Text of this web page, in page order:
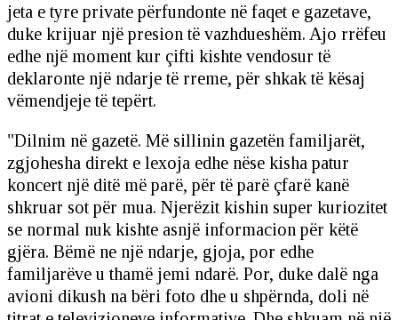
jeta e tyre private përfundonte në faqet e gazetave,
duke krijuar një presion të vazhdueshëm. Ajo rrëfeu
edhe një moment kur çifti kishte vendosur të
deklaronte një ndarje të rreme, për shkak të kësaj
vëmendjeje të tepërt.
"Dilnim në gazetë. Më sillinin gazetën familjarët,
zgjohesha direkt e lexoja edhe nëse kisha patur
koncert një ditë më parë, për të parë çfarë kanë
shkruar sot për mua. Njerëzit kishin super kuriozitet
se normal nuk kishte asnjë informacion për këtë
gjëra. Bëmë ne një ndarje, gjoja, por edhe
familjarëve u thamë jemi ndarë. Por, duke dalë nga
avioni dikush na bëri foto dhe u shpërnda, doli në